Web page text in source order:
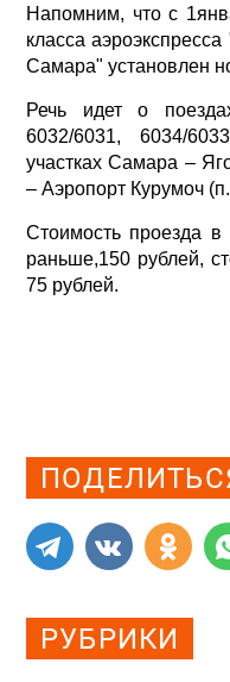
Напомним, что с
класса
Самара" установлен
Речь идет о
6032/6031, 6034/
участках Самара –
– Аэропорт Курумоч
Стоимость проезда в
раньше,150 рублей,
75 рублей.
РУБРИКИ